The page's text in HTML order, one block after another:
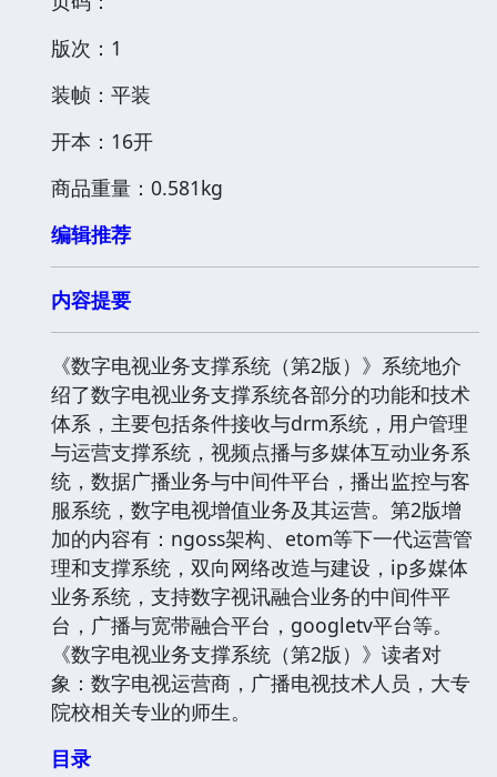
版次：1
装帧：平装
开本：16开
商品重量：0.581kg
编辑推荐
内容提要
《数字电视业务支撑系统（第2版）》系统地介
绍了数字电视业务支撑系统各部分的功能和技术
体系，主要包括条件接收与drm系统，用户管理
与运营支撑系统，视频点播与多媒体互动业务系
统，数据广播业务与中间件平台，播出监控与客
服系统，数字电视增值业务及其运营。第2版增
加的内容有：ngoss架构、etom等下一代运营管
理和支撑系统，双向网络改造与建设，ip多媒体
业务系统，支持数字视讯融合业务的中间件平
台，广播与宽带融合平台，googletv平台等。
《数字电视业务支撑系统（第2版）》读者对
象：数字电视运营商，广播电视技术人员，大专
院校相关专业的师生。
目录